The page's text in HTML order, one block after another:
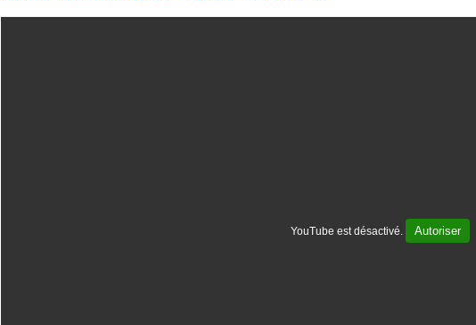
YouTube est désactivé. Autoriser